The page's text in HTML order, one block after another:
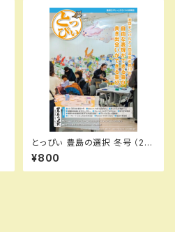
とっぴぃ 豊島の選択 冬号 （20
26.1月 第142号）冊子 PDFデー
タ版
¥800